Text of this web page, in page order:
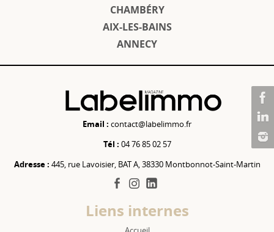
CHAMBÉRY
AIX-LES-BAINS
ANNECY
Email : contact@labelimmo.fr
Tél : 04 76 85 02 57
Adresse : 445, rue Lavoisier, BAT A, 38330 Montbonnot-Saint-Martin
facebook
instagram
Liens internes